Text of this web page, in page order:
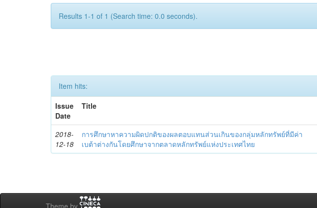
Results 1-1 of 1 (Search time: 0.0 seconds).
Item hits:
Issue
Date
Title
2018-
12-18
การศึกษาหาความผิดปกติของผลตอบแทนส่วนเกินของกลุ่มหลักทรัพย์ที่มีค่า
เบต้าต่างกันโดยศึกษาจากตลาดหลักทรัพย์แห่งประเทศไทย